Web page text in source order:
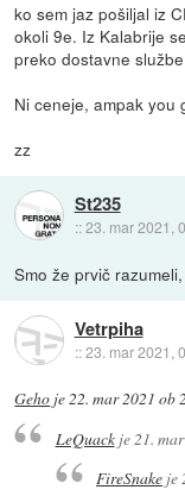
ko sem jaz pošiljal iz
okoli 9e. Iz Kalabrije
preko dostavne
Ni ceneje, ampak you
zz
St235
::23. mar 2021,
Smo že prvič
Vetrpiha
::23. mar 2021,
Geho je22. mar 2021 ob
LeQuackje21.
FireSnake je